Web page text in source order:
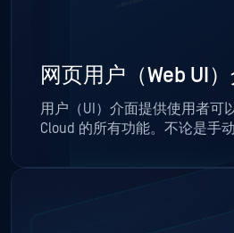
网页用户（Web UI
用户（UI）介面提供使用者可
Cloud 的所有功能。不论是手
是一个在桌面或行动装置上都